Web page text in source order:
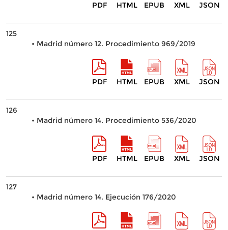
PDF HTML EPUB XML JSON
125
• Madrid número 12. Procedimiento 969/2019
PDF HTML EPUB XML JSON
126
• Madrid número 14. Procedimiento 536/2020
PDF HTML EPUB XML JSON
127
• Madrid número 14. Ejecución 176/2020